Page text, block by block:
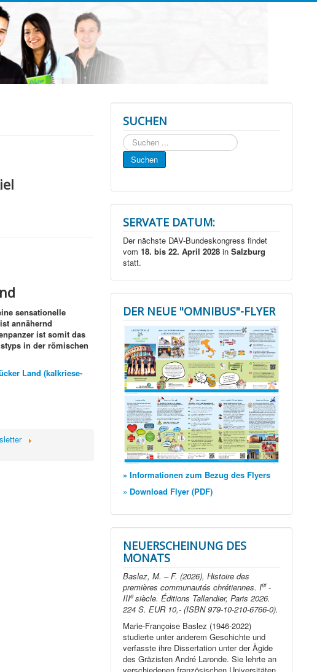
sensationelle
annähernd
ist somit das
in der römischen
Land (kalkriese-
SUCHEN
Suchen
...
Suchen
SERVATE DATUM:
Der nächste DAV-Bundeskongress findet
vom18. bis 22. April 2028 inSalzburg
statt.
DER NEUE "OMNIBUS"-FLYER
» Informationen zum Bezug des Flyers
» Download Flyer (PDF)
NEUERSCHEINUNG DES
MONATS
Baslez, M. – F. (2026), Histoire des
premières communautés chrétiennes. Ier-
IIIe siècle. Éditions Tallandier, Paris 2026.
224 S. EUR 10,- (ISBN 979-10-210-6766-0).
Marie-Françoise Baslez (1946-2022)
studierte unter anderem Geschichte und
verfasste ihre Dissertation unter der Ägide
des Gräzisten André Laronde. Sie lehrte an